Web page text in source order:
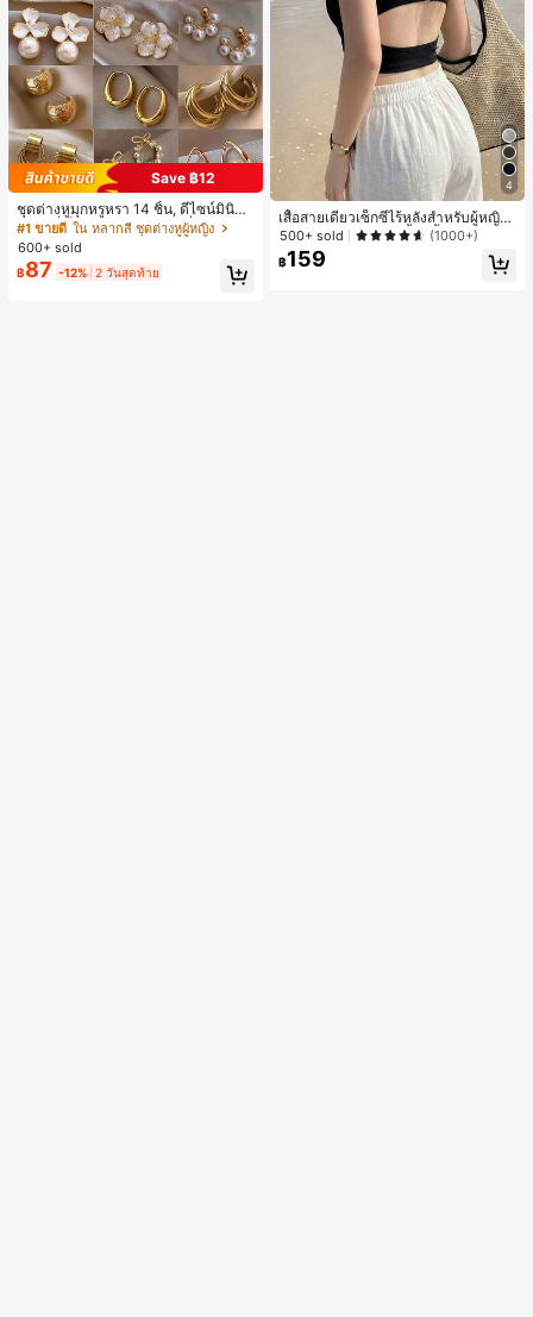
Save ฿12
ชุดต่างหูมุกหรูหรา 14 ชิ้น, ดีไซน์มินิมอ
ลใหม่ที่เป็นเอกลักษณ์ ต่างหูที่สง่างาม
สำหรับผู้หญิง, ของขวัญสำหรับเธอ
#1 ขายดี ใน หลากสี ชุดต่างหูผู้หญิง
600+ sold
฿87 -12% 2 วันสุดท้าย
4
เสื้อสายเดี่ยวเซ็กซี่ไร้หลังสำหรับผู้หญิง
พร้อมบราแบบมีฟองน้ำ, เสื้อกล้ามแขน
กุด, เสื้อลำลองสีดำสำหรับฤดูร้อน
500+ sold (1000+)
฿159